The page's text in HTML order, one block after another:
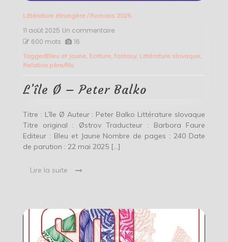
Littérature étrangère/ Romans 2025
11 août 2025 Un commentairesur
–
600 mots 16
TaggedBleu et Jaune, Ecriture, fantasy, Littérature slovaque,
Relation père/fils
L’île Ø – Peter Balko
Titre : L’île Ø Auteur : Peter Balko Littérature slovaque
Titre original : Østrov Traducteur : Barbora Faure
Editeur : Bleu et Jaune Nombre de pages : 240 Date
de parution : 22 mai 2025 […]
Lire la suite